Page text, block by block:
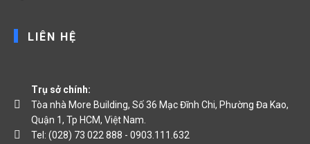
LIÊN HỆ
Trụ sở chính:
Tòa nhà More Building, Số 36 Mạc Đĩnh Chi, Phường Đa Kao,
Quận 1, Tp HCM, Việt Nam.
Tel: (028) 73 022 888 - 0903.111.632